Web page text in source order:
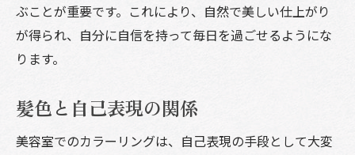
美容室でのヘアケアと色持ちの関係
髪質改善を目的としたカラーリング
美容室でのカラーリングを長持ちさせる方法
日常ケアで色持ちを良くするコツ
カラーリング後の洗髪方法
美容室でおすすめのヘアケア商品
ぶことが重要です。これにより、自然で美しい仕上がり
が得られ、自分に自信を持って毎日を過ごせるようにな
ります。
髪色と自己表現の関係
美容室でのカラーリングは、自己表現の手段として大変